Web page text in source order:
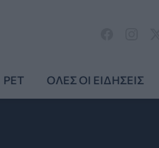
PET ΟΛΕΣ ΟΙ ΕΙΔΗΣΕΙΣ